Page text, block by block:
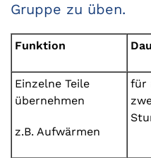
Gruppe zu üben.
Funktion
Einzelne Teile
übernehmen
z.B. Aufwärmen
für